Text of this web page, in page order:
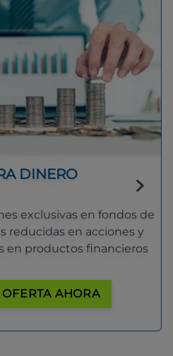
DINERO
exclusivas en fondos de
reducidas en acciones y
en productos financieros
AHORA